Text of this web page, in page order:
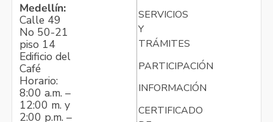
Medellín:
Calle 49
No 50-21
piso 14
Edificio del
Café
Horario:
8:00 a.m. –
12:00 m. y
2:00 p.m. –
SERVICIOS
Y
TRÁMITES
PARTICIPACIÓN
INFORMACIÓN
CERTIFICADO